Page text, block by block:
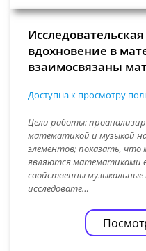
вдохновение в
взаимосвязаны
Доступна к просмотру
Цели работы:
математикой и музыкой
элементов; показать, что
являются математиками
свойственны
исследовате…